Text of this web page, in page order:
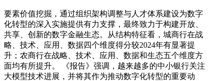
要素价值挖掘，通过组织架构调整与人才体系建设为数字
化转型的深入实施提供有力支撑，最终致力于构建开放、
共享、创新的数字金融生态。从结构特征看，城商行在战
略、技术、应用、数据四个维度得分较2024年有显著提
升；农商行在战略、技术、应用、数据和生态五个维度方
面均有所提升。 《报告》强调，越来越多的中小银行关注
大模型技术进展，并将其作为推动数字化转型的重要动